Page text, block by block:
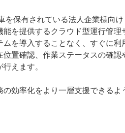
保有されている法人企業様向け
を提供するクラウド型運行管理
を導入することなく、すぐに利
置確認、作業ステータスの確認
えます。
効率化をより一層支援できるよ